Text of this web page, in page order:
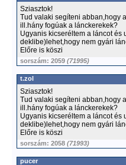
Sziasztok!
Tud valaki segíteni abban,hogy
ill.hány fogúak a lánckerekek?
Ugyanis kicseréltem a láncot
deklibe)lehet,hogy nem gyári
Előre is köszi
sorszám: 2059 (71995)
t.zol
Sziasztok!
Tud valaki segíteni abban,hogy
ill.hány fogúak a lánckerekek?
Ugyanis kicseréltem a láncot
deklibe)lehet,hogy nem gyári
Előre is köszi
sorszám: 2058 (71993)
pucer